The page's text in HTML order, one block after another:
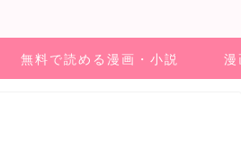
無料で読める漫画・小説 漫